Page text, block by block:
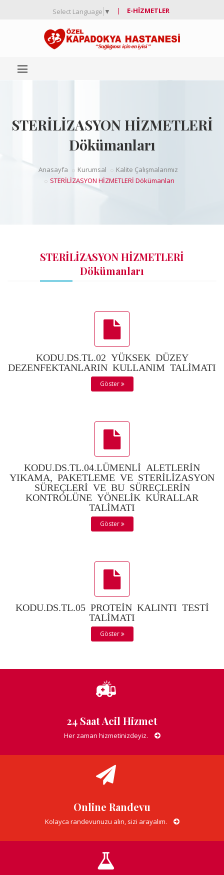
Select Language ▼ | E-HIZMETLER
STERİLİZASYON HİZMETLERİ
Dökümanları
Anasayfa Kurumsal
Kalite Çalışmalarımız
STERİLİZASYON HİZMETLERİ Dökümanları
STERİLİZASYON HİZMETLERİ
Dökümanları
KODU.DS.TL.02 YÜKSEK DÜZEY
DEZENFEKTANLARIN KULLANIM TALİMATI
Göster
KODU.DS.TL.04.LÜMENLİ ALETLERİN
YIKAMA, PAKETLEME VE STERİLİZASYON
SÜREÇLERİ VE BU SÜREÇLERİN
KONTROLÜNE YÖNELİK KURALLAR
TALİMATI
Göster
KODU.DS.TL.05 PROTEİN KALINTI TESTİ
TALİMATI
Göster
24 Saat Acil Hizmet
Her zaman hizmetinizdeyiz.
Online Randevu
Kolayca randevunuzu alın, sizi arayalım.